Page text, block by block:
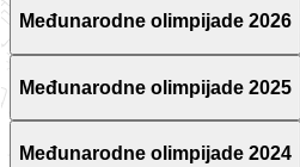
Međunarodne olimpijade 2026
Međunarodne olimpijade 2025
Međunarodne olimpijade 2024